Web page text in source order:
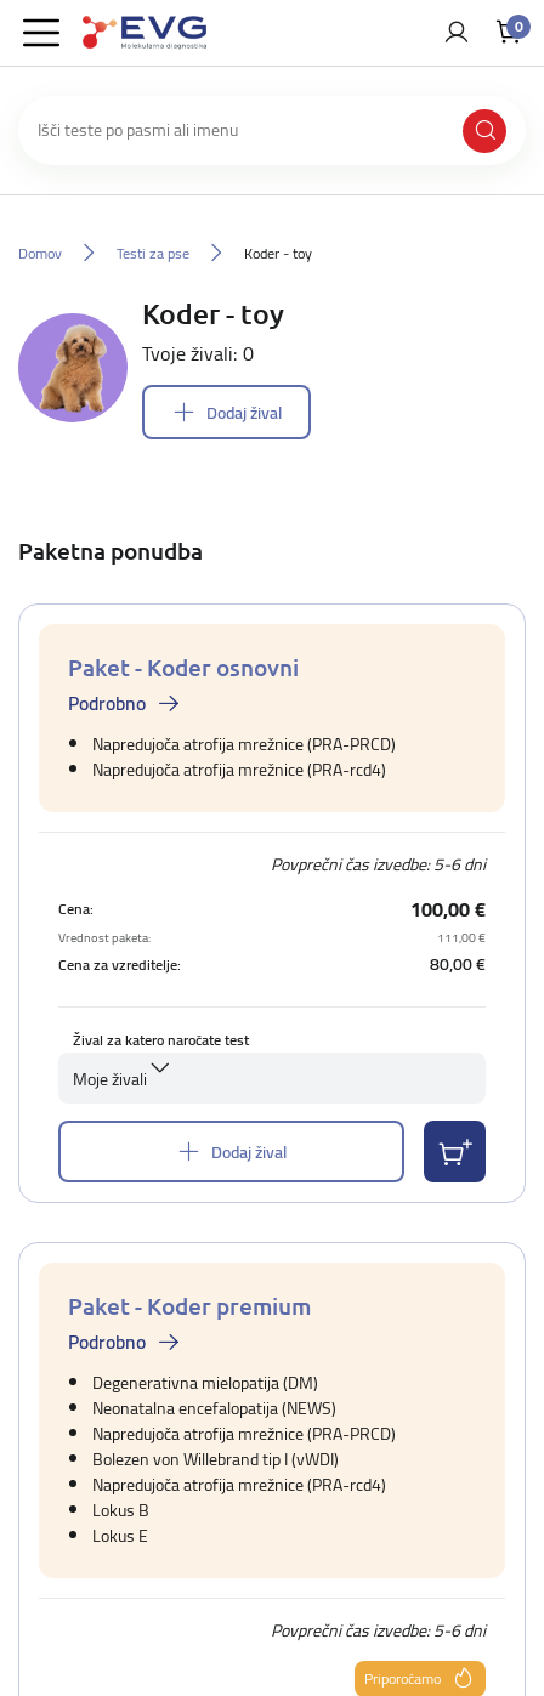
0
Domov Testi za pse Koder - toy
Koder - toy
Tvoje živali: 0
Dodaj žival
Paketna ponudba
Paket - Koder osnovni
Podrobno
Napredujoča atrofija mrežnice (PRA-PRCD)
Napredujoča atrofija mrežnice (PRA-rcd4)
Povprečni čas izvedbe: 5-6 dni
Cena: 100,00 €
Vrednost paketa: 111,00 €
Cena za vzreditelje: 80,00 €
Žival za katero naročate test
Moje živali
Dodaj žival
Paket - Koder premium
Podrobno
Degenerativna mielopatija (DM)
Neonatalna encefalopatija (NEWS)
Napredujoča atrofija mrežnice (PRA-PRCD)
Bolezen von Willebrand tip I (vWDI)
Napredujoča atrofija mrežnice (PRA-rcd4)
Lokus B
Lokus E
Povprečni čas izvedbe: 5-6 dni
Priporočamo